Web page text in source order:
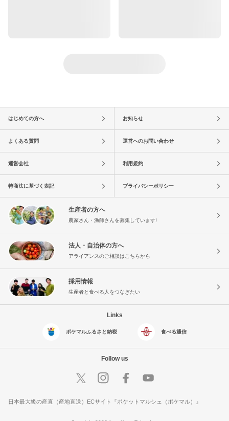
はじめての方へ お知らせ
よくある質問 運営へのお問い合わせ
運営会社 利用規約
特商法に基づく表記 プライバシーポリシー
生産者の方へ
農家さん・漁師さんを募集しています!
法人・自治体の方へ
アライアンスのご相談はこちらから
採用情報
生産者と食べる人をつなぎたい
Links
ポケマルふるさと納税 食べる通信
Follow us
日本最大級の産直（産地直送）ECサイト『ポケットマルシェ（ポケマル）』